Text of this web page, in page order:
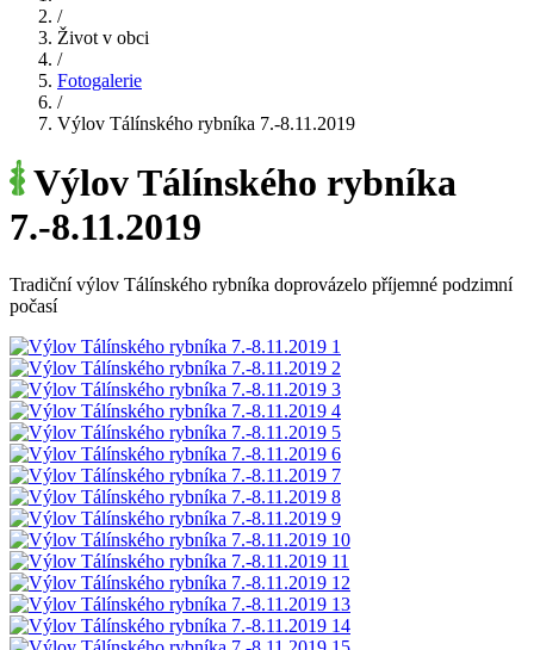
/
Život v obci
/
Fotogalerie
/
Výlov Tálínského rybníka 7.-8.11.2019
Výlov Tálínského rybníka
7.-8.11.2019
Tradiční výlov Tálínského rybníka doprovázelo příjemné podzimní
počasí